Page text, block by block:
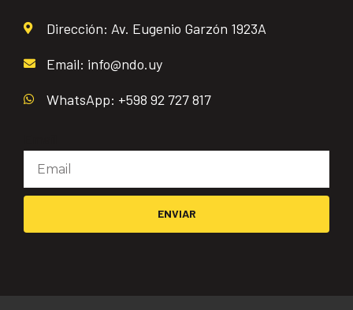
Dirección: Av. Eugenio Garzón 1923A
Email: info@ndo.uy
WhatsApp: +598 92 727 817
ENVIAR